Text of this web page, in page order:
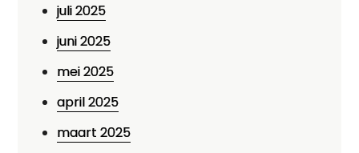
juli 2025
juni 2025
mei 2025
april 2025
maart 2025